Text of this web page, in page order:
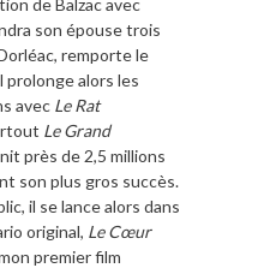
de Balzac avec
son épouse trois
remporte le
prolonge alors les
avec Le Rat
Le Grand
près de 2,5 millions
son plus gros succès.
il se lance alors dans
original, Le Cœur
premier film